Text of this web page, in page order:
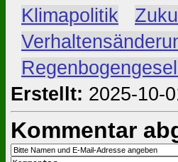
Klimapolitik
Erstellt: 2025-10-
Kommentar